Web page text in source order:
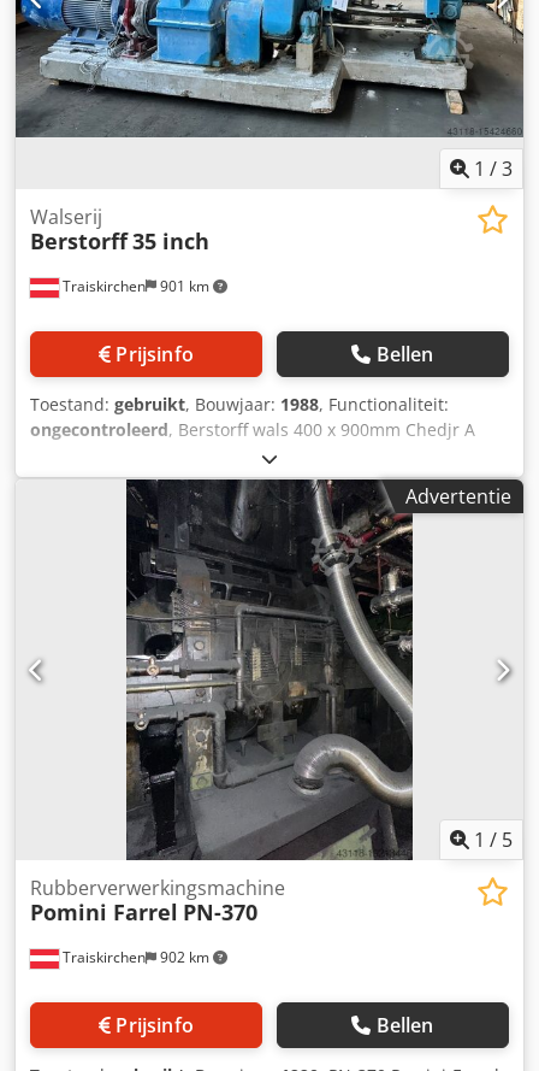
1 /3
Traiskirchen 901 km
Walserij
Berstorff35 inch
Prijsinfo Bellen
Toestand: gebruikt, Bouwjaar: 1988, Functionaliteit:
ongecontroleerd, Berstorff wals 400 x 900mm Chedjr A
Dfyepfx Akkja Meer details in bijgevoegde beschrijving!
Advertentie
1 / 5
Traiskirchen 902 km
Rubberverwerkingsmachine
Pomini Farrel PN-370
Prijsinfo Bellen